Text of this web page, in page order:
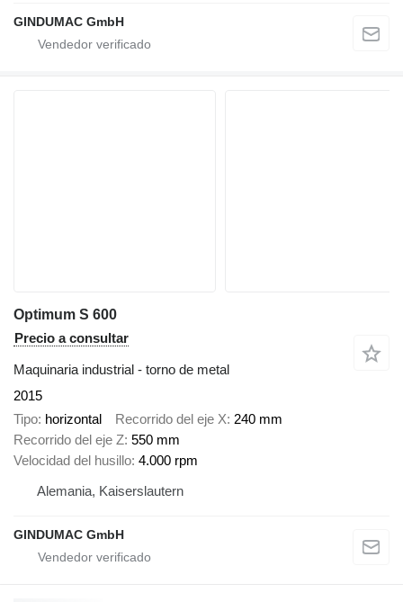
GINDUMAC GmbH
Optimum S 600
Precio a consultar
Maquinaria industrial - torno de metal
2015
Tipo horizontal Recorrido del eje X 240 mm
Recorrido del eje Z 550 mm
Velocidad del husillo 4.000 rpm
Alemania, Kaiserslautern
GINDUMAC GmbH